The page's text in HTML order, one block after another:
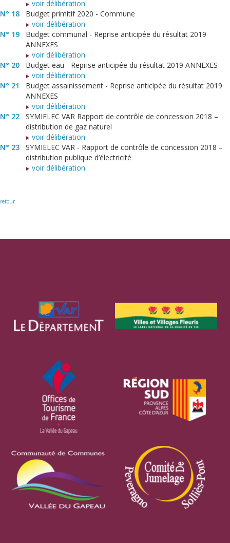
voir délibération
N° 18
Budget primitif 2020 - Commune
voir délibération
N° 19
Budget communal - Reprise anticipée du résultat 2019
ANNEXES
voir délibération
N° 20
Budget eau - Reprise anticipée du résultat 2019 ANNEXES
voir délibération
N° 21
Budget assainissement - Reprise anticipée du résultat 2019
ANNEXES
voir délibération
N° 22
SYMIELEC VAR Rapport de contrôle de concession 2018 –
distribution de gaz naturel
voir délibération
N° 23
SYMIELEC VAR - Rapport de contrôle de concession 2018 –
distribution publique d’électricité
voir délibération
retour